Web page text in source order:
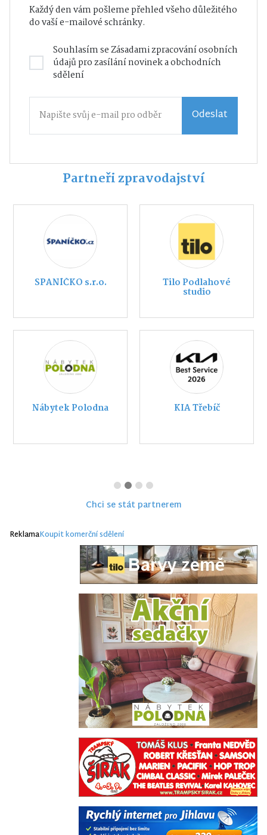
Každý den vám pošleme přehled všeho důležitého
do vaší e-mailové schránky.
Souhlasím seZásadami zpracování osobních
údajůpro zasílání novinek a obchodních
sdělení
Odeslat
Partneři zpravodajství
SPANÍČKO s.r.o. Tilo Podlahové
studio
Nábytek Polodna KIA Třebíč
Chci se stát partnerem
ReklamaKoupit komerční sdělení